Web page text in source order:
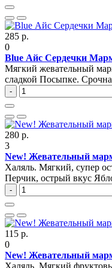
285 р.
0
Blue Айс Сердечки
Мягкий жевательный
сладкой Посыпке.
-
280 р.
3
New! Жевательный
Халяль. Мягкий, супер
Перчик, острый вкус
-
115 р.
0
New! Жевательный
Халяль. Мягкий